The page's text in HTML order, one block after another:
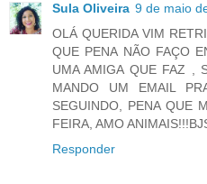
Sula Oliveira 9 de maio
OLÁ QUERIDA VIM
QUE PENA NÃO FAÇO
UMA AMIGA QUE FAZ ,
MANDO UM EMAIL
SEGUINDO, PENA QUE
FEIRA, AMO
Responder